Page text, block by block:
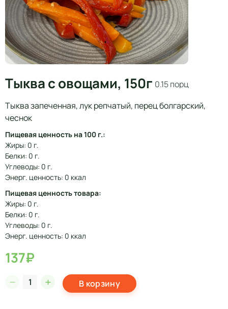
Тыква с овощами, 150г 0.15 порц
Тыква запеченная, лук репчатый, перец болгарский,
чеснок
Пищевая ценность на 100 г.:
Жиры: 0 г.
Белки: 0 г.
Углеводы: 0 г.
Энерг. ценность: 0 ккал
Пищевая ценность товара:
Жиры: 0 г.
Белки: 0 г.
Углеводы: 0 г.
Энерг. ценность: 0 ккал
137₽
В корзину